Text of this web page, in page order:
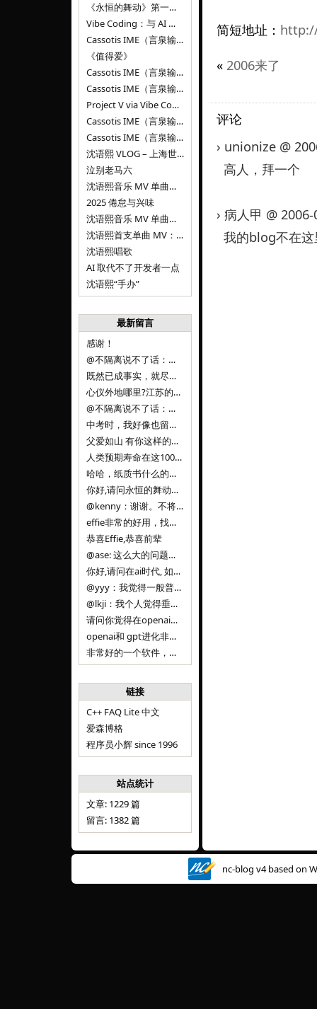
《永恒的舞动》第一百二十七章
Vibe Coding：与 AI 并肩进步——言泉输入法 v0.4.1
Cassotis IME（言泉输入法）v0.3.1
《值得爱》
Cassotis IME（言泉输入法）v0.2.0
Cassotis IME（言泉输入法）v0.1.0
Project V via Vibe Coding
Cassotis IME（言泉输入法）阶段二
Cassotis IME（言泉输入法）
沈语熙 VLOG – 上海世博文化公园双子山
泣别老马六
沈语熙音乐 MV 单曲第三弹：代码与白T恤
2025 倦怠与兴味
沈语熙音乐 MV 单曲第二弹：优雅时间
沈语熙首支单曲 MV：告别的倒影
沈语熙唱歌
AI 取代不了开发者一点
沈语熙“手办”
最新留言
感谢！
@不隔离说不了话：浙江的
既然已成事实，就尽量接受了。 事情未能如愿已是不幸，没必要为此反复纠结来进行不必要的自我惩罚。 之前问过家里的小朋友是否想学编
心仪外地哪里?江苏的？顺其自然，全面发展才是。
@不隔离说不了话：确实，一晃三年。
中考时，我好像也留言过的，可乐好像和我们考得差不多。 一晃三年，我们江苏24年，物化生612分，女孩。 其实高考只是长跑的
父爱如山 有你这样的父亲做后盾，可乐未来的路一定会走得踏实又精彩
人类预期寿命在这100年，每2-3年增长一岁，到你们这一代大概率能到100岁，46岁还是正当年,可能不是八九点中的太阳了，但还是1
哈哈，纸质书什么的目前没有打算和计划，微信读书我不太熟悉，研究看看。目前，我只发在自己博客和起点上。关于小说内容方面，谢谢你的建议
你好,请问永恒的舞动什么时候可以出版纸质书,或者登陆微信读书.另外小说内容能不能更大气一些,不要只是局限于与一对男女的爱情和ai安
@kenny：谢谢。不将GIF显示为动图，主要是考虑到Effie本身的“极简、无干扰”的设计哲学，动图无疑是“干扰”之一。
effie非常的好用，找了很多年，终于找到这款，已经推荐给身边不少朋友使用和付费。有个小建议，文档里面是否可以增加gif的动图显示
恭喜Effie,恭喜前辈
@ase: 这么大的问题，我觉得我并没有答案。又或者说，每个人（公司）有自己的答案。
你好,请问在ai时代, 如何做软件. 是像以前那样,先构建软件的功能界面和服务,比如Office,嘀嘀打车,airbnb那样的界面
@yyy：我觉得一般普通人（非技术类以及非AI专业领域的人）会接触到的大语言模型肯定是大厂的超级模型。开源模型以后会更多被用在垂直
@lkji：我个人觉得垂直模型会自成一条发展线路的。AI 落地实际应用，一定还是垂直领域会更多。只是，垂直领域每个领域都不大，所以
请问你觉得在openai大语言模型一日千里的情况下，人们还需要去了解学习理解使用开源模型吗，还是说只需要使用openai的大语言模
openai和 gpt进化非常快， 还有垂直模型的机会吗
非常好的一个软件，恭喜。
链接
C++ FAQ Lite 中文
爱森博格
程序员小辉 since 1996
站点统计
文章: 1229 篇
留言: 1382 篇
简短地址：
« 2006来了
评论
› unionize @
高人，拜一个
› 病人甲 @
我的blog不在
nc-blog v4 based on